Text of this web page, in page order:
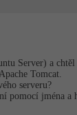
Server) a
Tomcat.
serveru?
pomocí jména a